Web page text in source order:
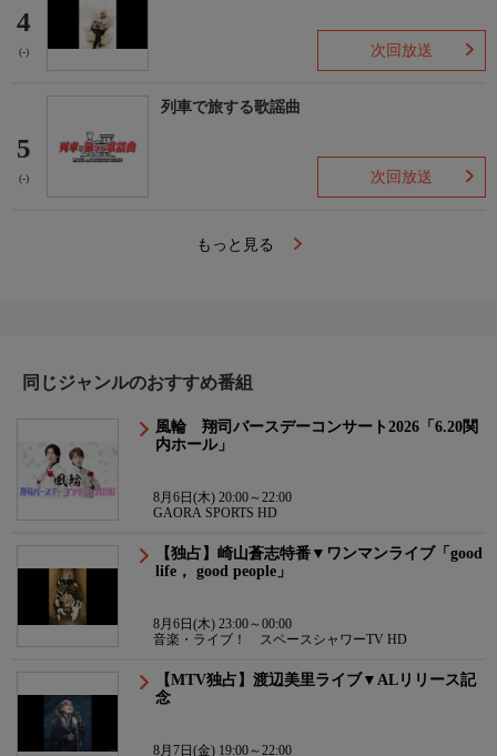
4
(-) 次回放送
5
(-)
列車で旅する歌謡曲
次回放送
もっと見る
同じジャンルのおすすめ番組
風輪 翔司バースデーコンサート2026「6.20関
内ホール」
8月6日(木) 20:00～22:00
GAORA SPORTS HD
【独占】崎山蒼志特番▼ワンマンライブ「good
life， good people」
8月6日(木) 23:00～00:00
音楽・ライブ！ スペースシャワーTV HD
【MTV独占】渡辺美里ライブ▼ALリリース記
念
8月7日(金) 19:00～22:00